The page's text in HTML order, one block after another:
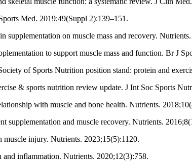
Med. 2019;49(Suppl 2):139–151.
on muscle mass and recovery.
to support muscle mass and function. Br J
of Sports Nutrition position stand: protein and
& sports nutrition review update. J Int Soc Sports
with muscle and bone health. Nutrients.
and muscle recovery. Nutrients.
injury. Nutrients. 2023;15(5):1120.
inflammation. Nutrients. 2020;12(3):758.